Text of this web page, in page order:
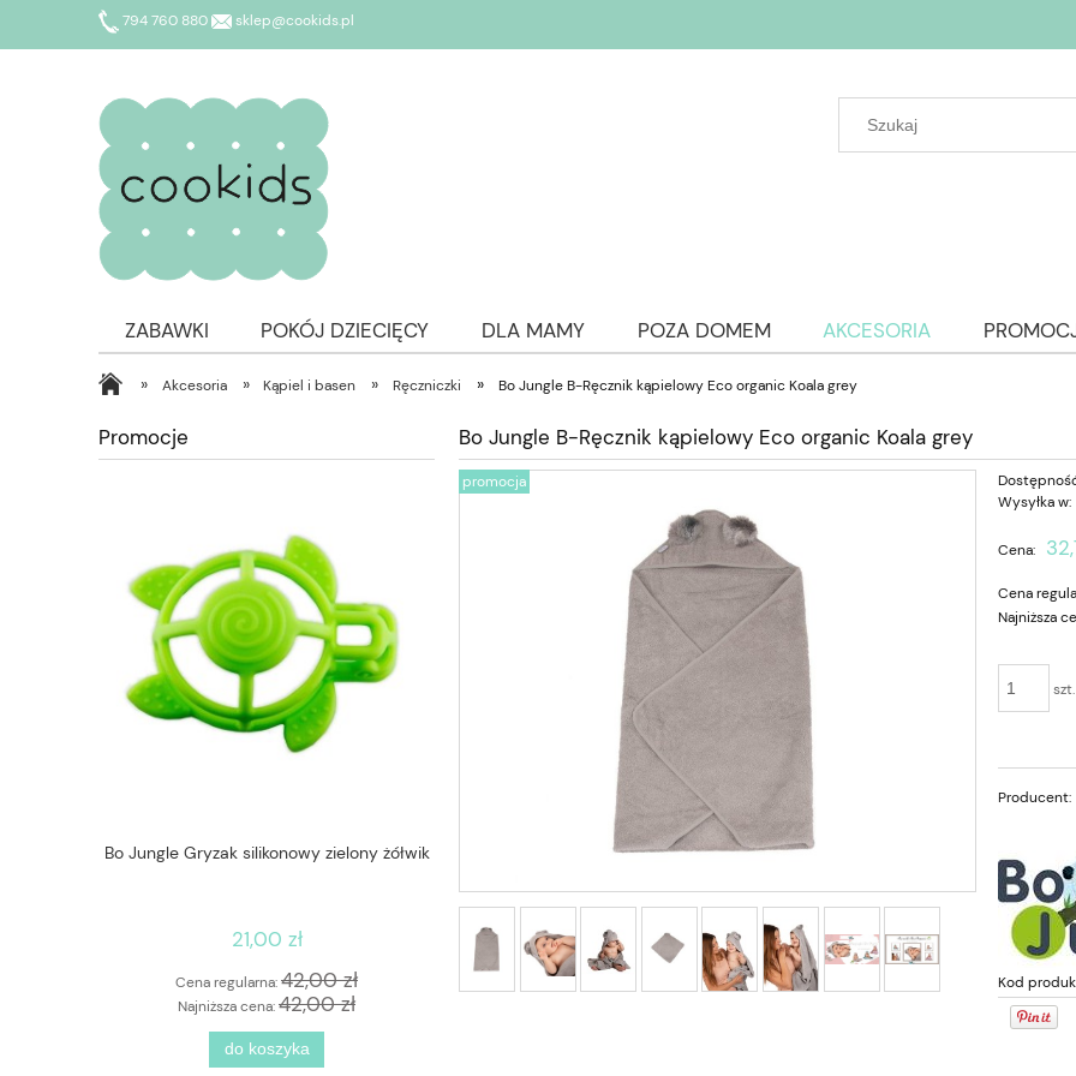
794 760 880 sklep@cookids.pl
ZABAWKI POKÓJ DZIECIĘCY DLA MAMY POZA DOMEM AKCESORIA
» Akcesoria » Kąpiel i basen » Ręczniczki » Bo Jungle B-Ręcznik kąpielowy Eco organic Koala grey
Promocje
Bo Jungle Gryzak silikonowy zielony żółwik
21,00 zł
Cena regularna:42,00 zł
Najniższa cena:42,00 zł
do koszyka
Worek ze sznurkiem - plecak granatowy w
11,60 zł
Cena regularna: 29,00 zł
Cookids Muślinowa piżamka dla lalki
Miniland 38 cm biała w srebrne
27,00 zł
45,00 zł
45,00 zł
Bo Jungle B-Ręcznik kąpielowy Eco organic Koala grey
promocja
Wysyłka w:
Cena:
Cena
Najniższa
szt.
Producent:
Kod